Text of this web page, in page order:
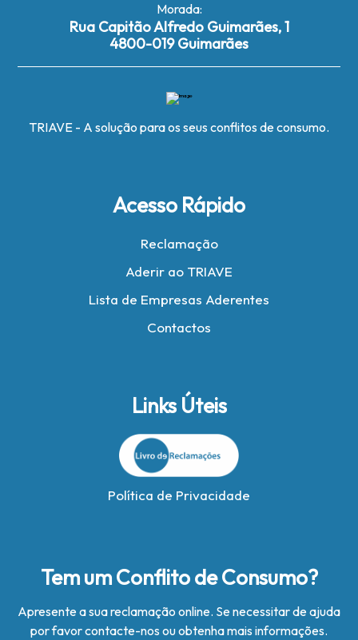
Morada:
Rua Capitão Alfredo Guimarães, 1
4800-019 Guimarães
TRIAVE - A solução para os seus conflitos de consumo.
Acesso Rápido
Reclamação
Aderir ao TRIAVE
Lista de Empresas Aderentes
Contactos
Links Úteis
Política de Privacidade
Tem um Conflito de Consumo?
Apresente a sua reclamação online. Se necessitar de ajuda
por favor contacte-nos ou obtenha mais informações.